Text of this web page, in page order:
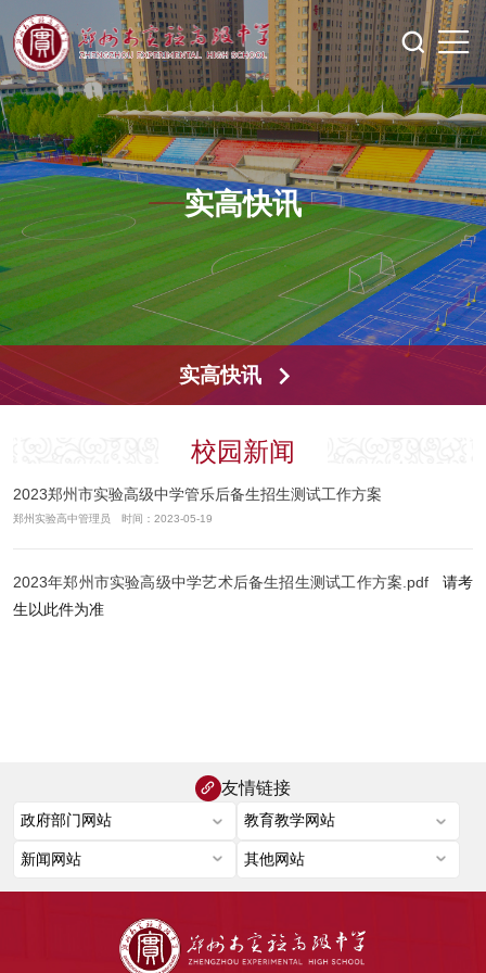
实高快讯
实高快讯
校园新闻
2023郑州市实验高级中学管乐后备生招生测试工作方案
郑州实验高中管理员 时间：2023-05-19
2023年郑州市实验高级中学艺术后备生招生测试工作方案.pdf 请考
生以此件为准
友情链接